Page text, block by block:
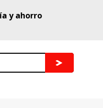
y ahorro